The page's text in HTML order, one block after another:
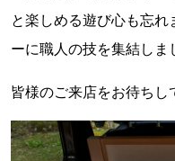
と楽しめる遊び心も忘
ーに職人の技を集結しま
皆様のご来店をお待ちし